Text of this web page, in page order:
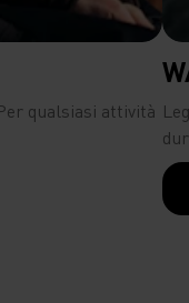
qualsiasi attività